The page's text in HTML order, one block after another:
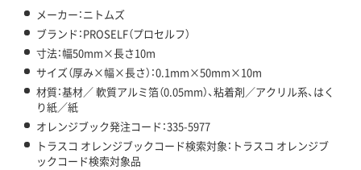
メーカー：ニトムズ
ブランド：PROSELF（プロセルフ）
寸法：幅50mm×長さ10m
サイズ（厚み×幅×長さ）：0.1mm×50mm×10m
材質：基材／ 軟質アルミ箔（0.05mm）、粘着剤／アクリル系、はく
り紙／紙
オレンジブック発注コード：335-5977
トラスコ オレンジブックコード検索対象：トラスコ オレンジブ
ックコード検索対象品